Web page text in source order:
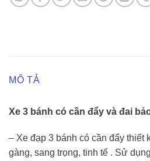
MÔ TẢ
Xe 3 bánh có cần đẩy và đai
– Xe đạp 3 bánh có cần đẩy thiết
gàng, sang trọng, tinh tế . Sử